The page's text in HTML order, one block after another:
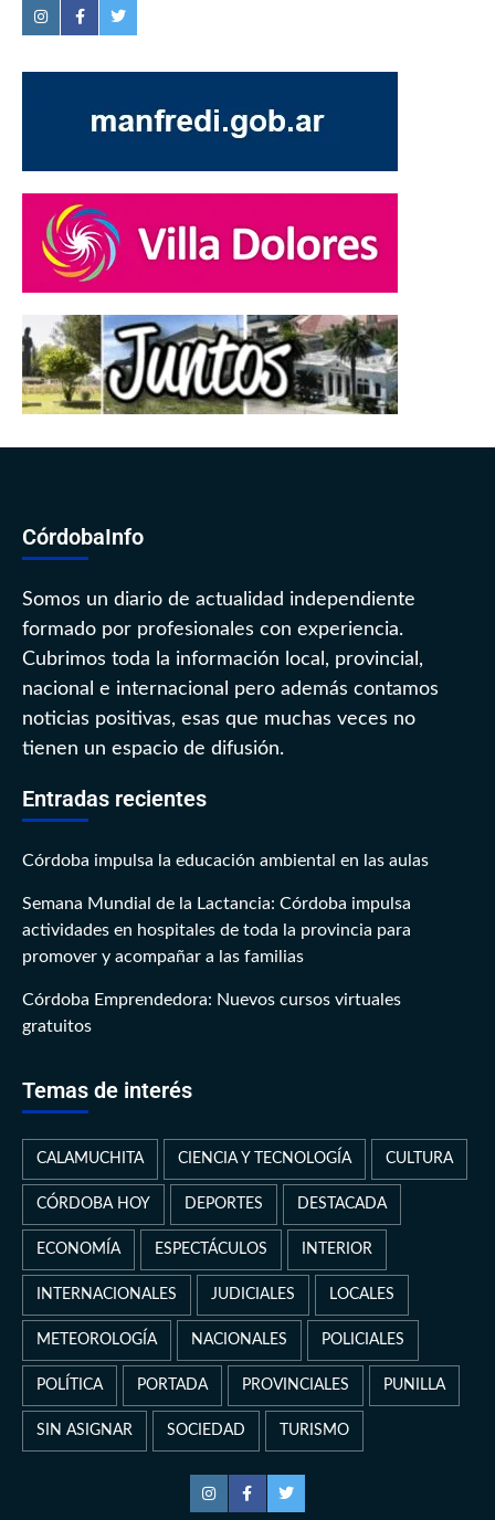
CórdobaInfo
Somos un diario de actualidad independiente
formado por profesionales con experiencia.
Cubrimos toda la información local, provincial,
nacional e internacional pero además contamos
noticias positivas, esas que muchas veces no
tienen un espacio de difusión.
Entradas recientes
Córdoba impulsa la educación ambiental en las aulas
Semana Mundial de la Lactancia: Córdoba impulsa
actividades en hospitales de toda la provincia para
promover y acompañar a las familias
Córdoba Emprendedora: Nuevos cursos virtuales
gratuitos
Temas de interés
CALAMUCHITA CIENCIA Y TECNOLOGÍA CULTURA
CÓRDOBA HOY DEPORTES DESTACADA
ECONOMÍA ESPECTÁCULOS INTERIOR
INTERNACIONALES JUDICIALES LOCALES
METEOROLOGÍA NACIONALES POLICIALES
POLÍTICA PORTADA PROVINCIALES PUNILLA
SIN ASIGNAR SOCIEDAD TURISMO